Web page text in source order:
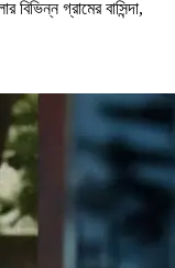
গ্রামের বাসিন্দা,